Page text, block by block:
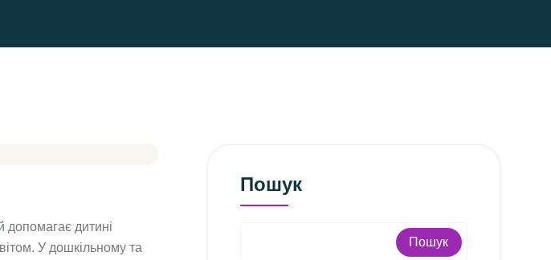
допомагає дитині
У дошкільному та
Пошук
Пошук